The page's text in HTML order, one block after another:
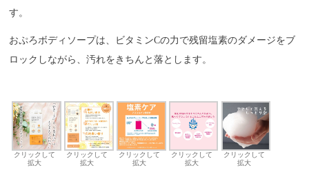
す。
おぷろボディソープは、ビタミンCの力で残留塩素のダメージをブ
ロックしながら、汚れをきちんと落とします。
クリックして
拡大
クリックして
拡大
クリックして
拡大
クリックして
拡大
クリックして
拡大